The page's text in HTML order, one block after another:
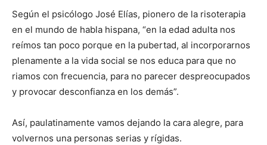
Según el psicólogo José Elías, pionero de la risoterapia
en el mundo de habla hispana, “en la edad adulta nos
reímos tan poco porque en la pubertad, al incorporarnos
plenamente a la vida social se nos educa para que no
riamos con frecuencia, para no parecer despreocupados
y provocar desconfianza en los demás”.
Así, paulatinamente vamos dejando la cara alegre, para
volvernos una personas serias y rígidas.